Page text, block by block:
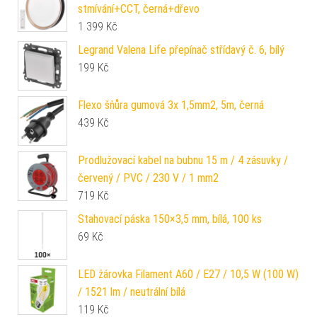
stmívání+CCT, černá+dřevo
1 399 Kč
Legrand Valena Life přepínač střídavý č. 6, bílý
199 Kč
Flexo šňůra gumová 3x 1,5mm2, 5m, černá
439 Kč
Prodlužovací kabel na bubnu 15 m / 4 zásuvky /
červený / PVC / 230 V / 1 mm2
719 Kč
Stahovací páska 150×3,5 mm, bílá, 100 ks
69 Kč
LED žárovka Filament A60 / E27 / 10,5 W (100 W)
/ 1521 lm / neutrální bílá
119 Kč